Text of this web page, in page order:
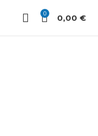
0 0,00 €